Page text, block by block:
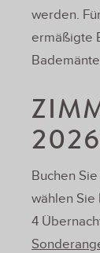
werden.
ermäßigte
2026
Buchen
wählen Sie
4